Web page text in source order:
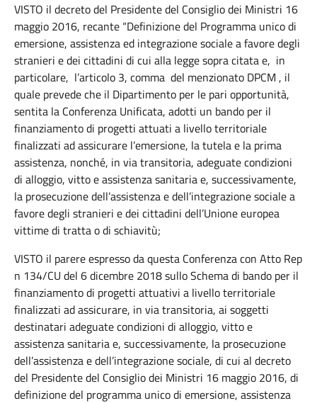
VISTO il decreto del Presidente del Consiglio dei Ministri 16
maggio 2016, recante “Definizione del Programma unico di
emersione, assistenza ed integrazione sociale a favore degli
stranieri e dei cittadini di cui alla legge sopra citata e, in
particolare, l’articolo 3, comma del menzionato DPCM , il
quale prevede che il Dipartimento per le pari opportunità,
sentita la Conferenza Unificata, adotti un bando per il
finanziamento di progetti attuati a livello territoriale
finalizzati ad assicurare l’emersione, la tutela e la prima
assistenza, nonché, in via transitoria, adeguate condizioni
di alloggio, vitto e assistenza sanitaria e, successivamente,
la prosecuzione dell’assistenza e dell’integrazione sociale a
favore degli stranieri e dei cittadini dell’Unione europea
vittime di tratta o di schiavitù;
VISTO il parere espresso da questa Conferenza con Atto Rep
n 134/CU del 6 dicembre 2018 sullo Schema di bando per il
finanziamento di progetti attuativi a livello territoriale
finalizzati ad assicurare, in via transitoria, ai soggetti
destinatari adeguate condizioni di alloggio, vitto e
assistenza sanitaria e, successivamente, la prosecuzione
dell’assistenza e dell’integrazione sociale, di cui al decreto
del Presidente del Consiglio dei Ministri 16 maggio 2016, di
definizione del programma unico di emersione, assistenza